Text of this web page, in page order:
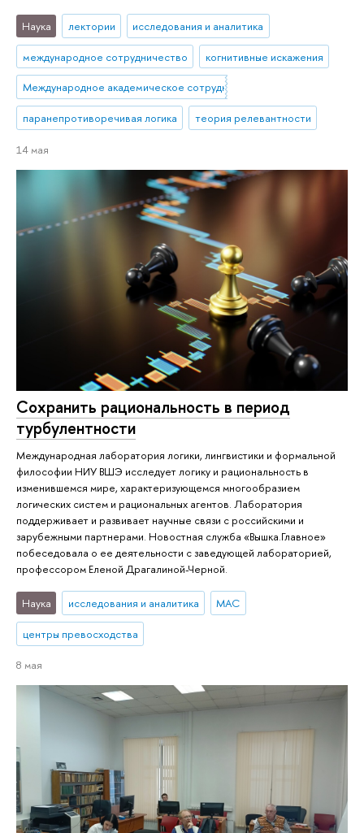
Наука лектории исследования и аналитика
международное сотрудничество когнитивные искажения
Международное академическое сотрудничество
паранепротиворечивая логика теория релевантности
14 мая
Сохранить рациональность в период
турбулентности
Международная лаборатория логики, лингвистики и формальной
философии НИУ ВШЭ исследует логику и рациональность в
изменившемся мире, характеризующемся многообразием
логических систем и рациональных агентов. Лаборатория
поддерживает и развивает научные связи с российскими и
зарубежными партнерами. Новостная служба «Вышка.Главное»
побеседовала о ее деятельности с заведующей лабораторией,
профессором Еленой Драгалиной-Черной.
Наука исследования и аналитика МАС
центры превосходства
8 мая